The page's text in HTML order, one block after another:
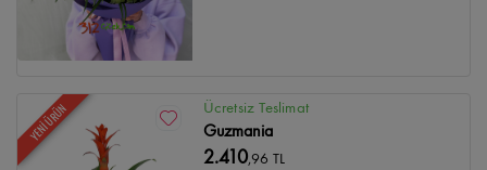
YENİ ÜRÜN Ücretsiz Teslimat
Guzmania
2.410,96 TL